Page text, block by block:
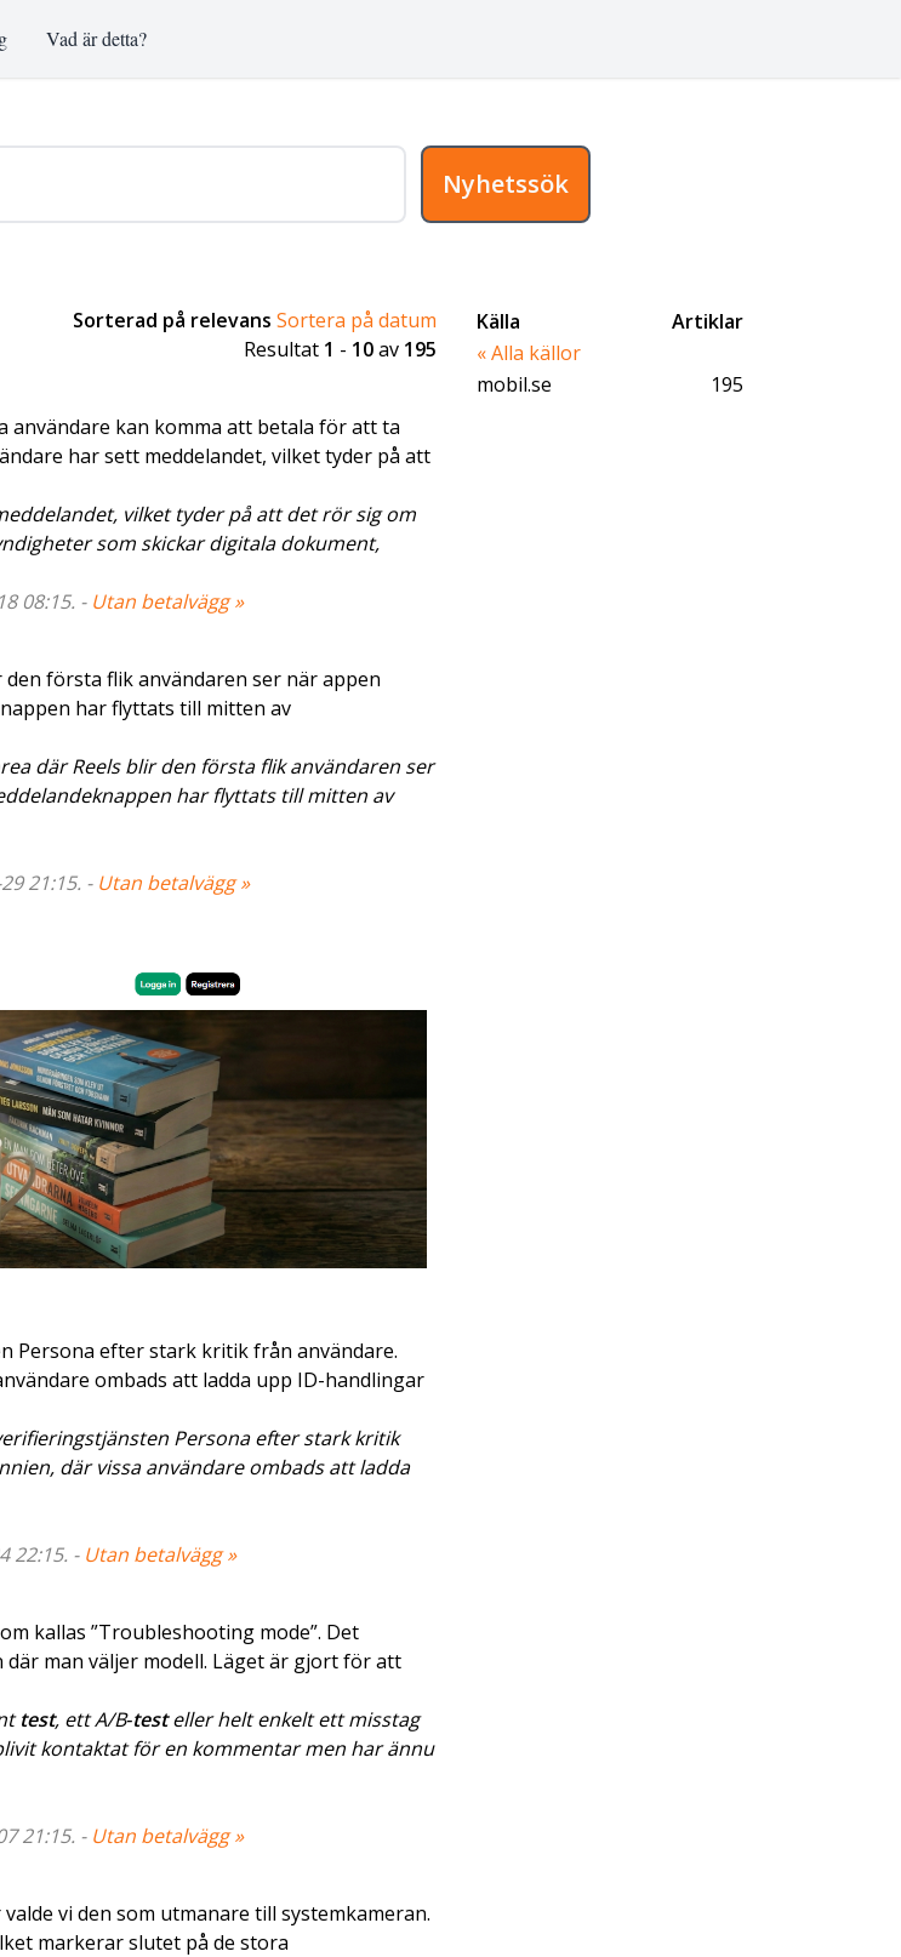
Vad är detta?
Nyhetssök
Sorterad på relevans Sortera på datum
Resultat 1 - 10av 195
användare kan komma att betala för att ta
har sett meddelandet, vilket tyder på att
vilket tyder på att det rör sig om
som skickar digitala dokument,
08:15. - Utan betalvägg »
första flik användaren ser när appen
har flyttats till mitten av
där Reels blir den första flik användaren ser
har flyttats till mitten av
21:15. - Utan betalvägg »
Persona efter stark kritik från användare.
ombads att ladda upp ID-handlingar
Persona efter stark kritik
där vissa användare ombads att ladda
22:15. - Utan betalvägg »
kallas ”Troubleshooting mode”. Det
man väljer modell. Läget är gjort för att
test, ett A/B‑testeller helt enkelt ett misstag
kontaktat för en kommentar men har ännu
21:15. - Utan betalvägg »
vi den som utmanare till systemkameran.
markerar slutet på de stora
Källa
Artiklar
« Alla källor
mobil.se
195